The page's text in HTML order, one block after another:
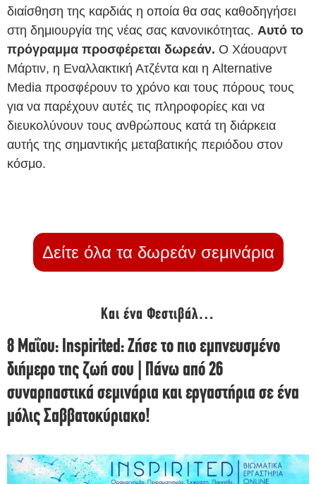
διαίσθηση της καρδιάς η οποία θα σας καθοδηγήσει
στη δημιουργία της νέας σας κανονικότητας. Αυτό το
πρόγραμμα προσφέρεται δωρεάν. Ο Χάουαρντ
Μάρτιν, η Εναλλακτική Ατζέντα και η Alternative
Media προσφέρουν το χρόνο και τους πόρους τους
για να παρέχουν αυτές τις πληροφορίες και να
διευκολύνουν τους ανθρώπους κατά τη διάρκεια
αυτής της σημαντικής μεταβατικής περιόδου στον
κόσμο.
Δείτε όλα τα δωρεάν σεμινάρια
Και ένα Φεστιβάλ…
8 Μαΐου: Inspirited: Ζήσε το πιο εμπνευσμένο
διήμερο της ζωή σου | Πάνω από 26
συναρπαστικά σεμινάρια και εργαστήρια σε ένα
μόλις Σαββατοκύριακο!